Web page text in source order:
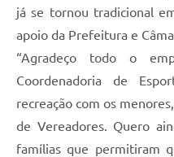
já se tornou tradicional
apoio da Prefeitura e
“Agradeço todo o
Coordenadoria de
recreação com os
de Vereadores. Quero
famílias que permitiram